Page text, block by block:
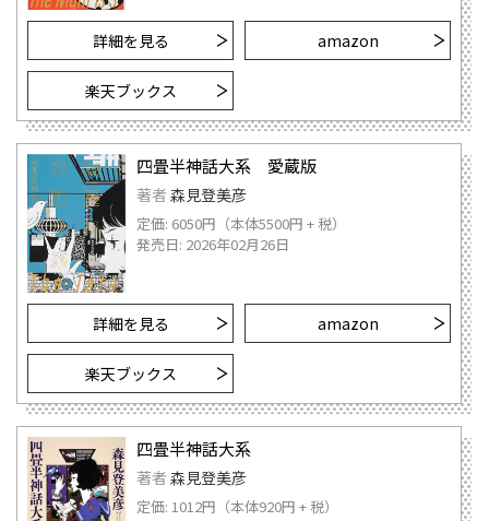
詳細を見る amazon
楽天ブックス
四畳半神話大系 愛蔵版
著者 森見登美彦
定価: 6050円（本体5500円 + 税）
発売日: 2026年02月26日
詳細を見る amazon
楽天ブックス
四畳半神話大系
著者 森見登美彦
定価: 1012円（本体920円 + 税）